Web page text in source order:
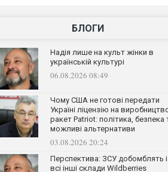
БЛОГИ
Надія лише на культ жінки в
українській культурі
06.08.2026 08:49
Чому США не готові передати
Україні ліцензію на
ракет Patriot: політика, безпека
можливі альтернативи
03.08.2026 20:24
Перспектива: ЗСУ добомблять і
всі інші склади Wildberries